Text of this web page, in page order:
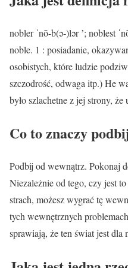
nobler ˈnō-b(ə-)lər ʼ; noblest
noble. 1 : posiadanie,
osobistych, które ludzie
szczodrość, odwaga itp.) He
było szlachetne z jej strony, że
Co to znaczy
Podbij od wewnątrz. Pokonaj
Niezależnie od tego, czy jest
strach, możesz wygrać tę
tych wewnętrznych
sprawiają, że ten świat jest dla